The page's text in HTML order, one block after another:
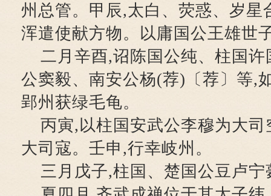
州总管。甲辰,太白、荧惑、岁星
浑遣使献方物。以庸国公王雄世
二月辛酉,诏陈国公纯、柱国
公窦毅、南安公杨(荐)〔荐〕等,
郢州获绿毛龟。
丙寅,以柱国安武公李穆为大
大司寇。壬申,行幸岐州。
三月戊子,柱国、楚国公豆卢宁